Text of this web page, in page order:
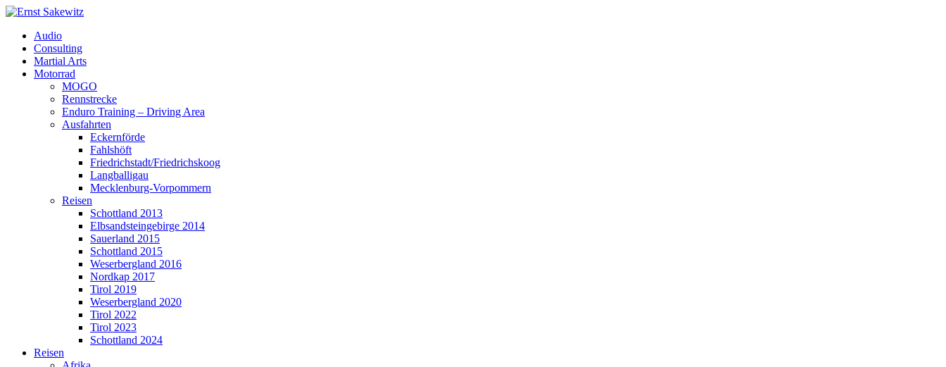
Audio
Consulting
Martial Arts
Motorrad
MOGO
Rennstrecke
Enduro Training – Driving Area
Ausfahrten
Eckernförde
Fahlshöft
Friedrichstadt/Friedrichskoog
Langballigau
Mecklenburg-Vorpommern
Reisen
Schottland 2013
Elbsandsteingebirge 2014
Sauerland 2015
Schottland 2015
Weserbergland 2016
Nordkap 2017
Tirol 2019
Weserbergland 2020
Tirol 2022
Tirol 2023
Schottland 2024
Reisen